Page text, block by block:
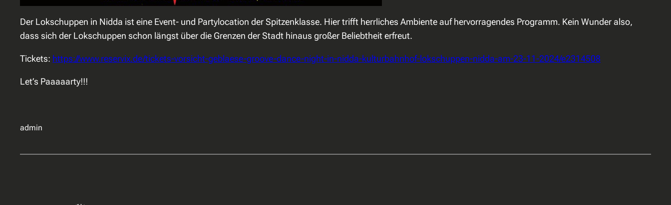
Der Lokschuppen in Nidda ist eine Event- und Partylocation der Spitzenklasse. Hier trifft herrliches Ambiente auf hervorragendes Programm. Kein Wunder also,
dass sich der Lokschuppen schon längst über die Grenzen der Stadt hinaus großer Beliebtheit erfreut.
Tickets: https://www.reservix.de/tickets-vorsicht-geblaese-groove-dance-night-in-nidda-kulturbahnhof-lokschuppen-nidda-am-23-11-2024/e2314508
Let’s Paaaaarty!!!
admin